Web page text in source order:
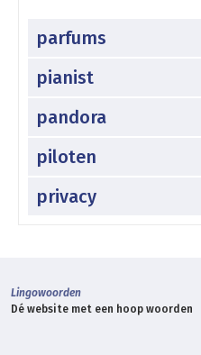
parfums
pianist
pandora
piloten
privacy
Lingowoorden
Dé website met een hoop woorden